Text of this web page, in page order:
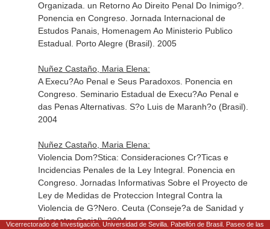
Organizada. un Retorno Ao Direito Penal Do Inimigo?.
Ponencia en Congreso. Jornada Internacional de
Estudos Panais, Homenagem Ao Ministerio Publico
Estadual. Porto Alegre (Brasil). 2005
Nuñez Castaño, Maria Elena:
A Execu?Ao Penal e Seus Paradoxos. Ponencia en
Congreso. Seminario Estadual de Execu?Ao Penal e
das Penas Alternativas. S?o Luis de Maranh?o (Brasil).
2004
Nuñez Castaño, Maria Elena:
Violencia Dom?Stica: Consideraciones Cr?Ticas e
Incidencias Penales de la Ley Integral. Ponencia en
Congreso. Jornadas Informativas Sobre el Proyecto de
Ley de Medidas de Proteccion Integral Contra la
Violencia de G?Nero. Ceuta (Conseje?a de Sanidad y
Bienestar Social). 2004
Vicerrectorado de Investigación. Universidad de Sevilla. Pabellón de Brasil. Paseo de las